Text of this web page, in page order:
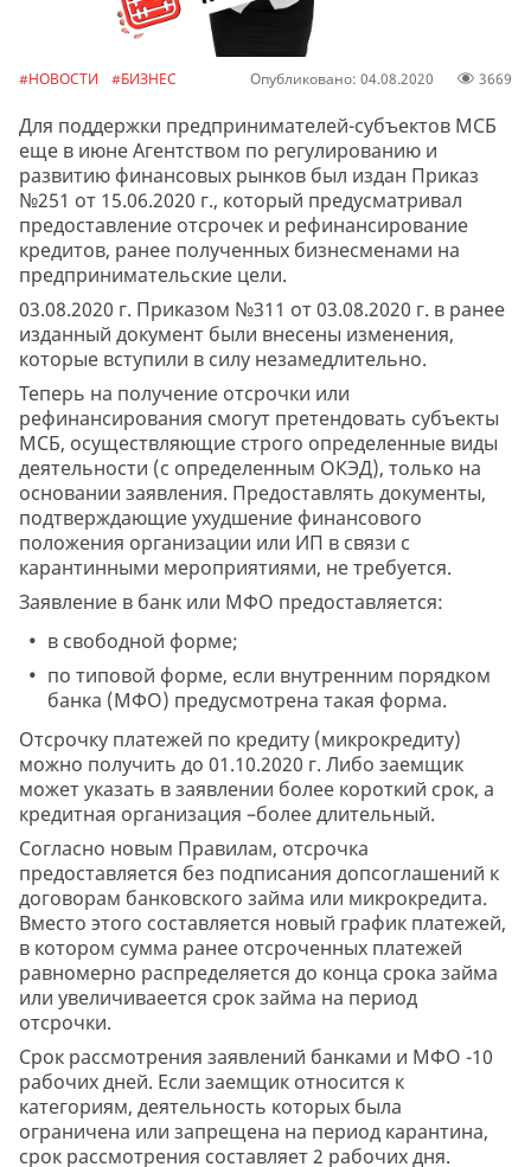
#НОВОСТИ #БИЗНЕС Опубликовано: 04.08.2020 3669
Для поддержки предпринимателей-субъектов МСБ
еще в июне Агентством по регулированию и
развитию финансовых рынков был издан Приказ
№251 от 15.06.2020 г., который предусматривал
предоставление отсрочек и рефинансирование
кредитов, ранее полученных бизнесменами на
предпринимательские цели.
03.08.2020 г. Приказом №311 от 03.08.2020 г. в ранее
изданный документ были внесены изменения,
которые вступили в силу незамедлительно.
Теперь на получение отсрочки или
рефинансирования смогут претендовать субъекты
МСБ, осуществляющие строго определенные виды
деятельности (с определенным ОКЭД), только на
основании заявления. Предоставлять документы,
подтверждающие ухудшение финансового
положения организации или ИП в связи с
карантинными мероприятиями, не требуется.
Заявление в банк или МФО предоставляется:
в свободной форме;
по типовой форме, если внутренним порядком
банка (МФО) предусмотрена такая форма.
Отсрочку платежей по кредиту (микрокредиту)
можно получить до 01.10.2020 г. Либо заемщик
может указать в заявлении более короткий срок, а
кредитная организация –более длительный.
Согласно новым Правилам, отсрочка
предоставляется без подписания допсоглашений к
договорам банковского займа или микрокредита.
Вместо этого составляется новый график платежей,
в котором сумма ранее отсроченных платежей
равномерно распределяется до конца срока займа
или увеличиваеется срок займа на период
отсрочки.
Срок рассмотрения заявлений банками и МФО -10
рабочих дней. Если заемщик относится к
категориям, деятельность которых была
ограничена или запрещена на период карантина,
срок рассмотрения составляет 2 рабочих дня.